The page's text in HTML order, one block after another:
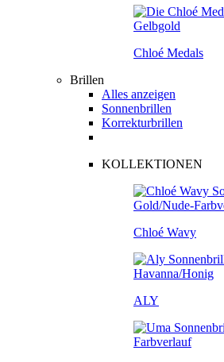
Chloé Medals
Brillen
Alles anzeigen
Sonnenbrillen
Korrekturbrillen
KOLLEKTIONEN
Chloé Wavy
ALY